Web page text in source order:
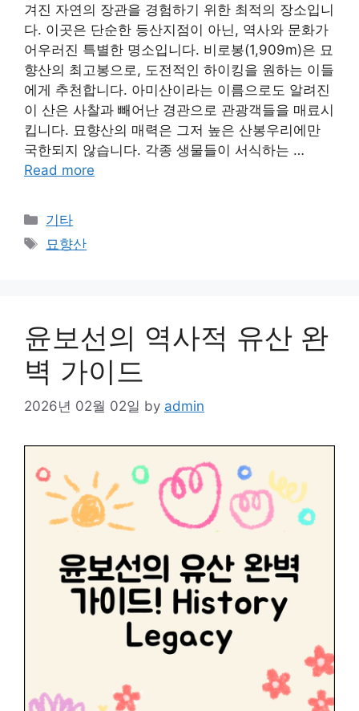
겨진 자연의 장관을 경험하기 위한 최적의 장소입니
다. 이곳은 단순한 등산지점이 아닌, 역사와 문화가
어우러진 특별한 명소입니다. 비로봉(1,909m)은 묘
향산의 최고봉으로, 도전적인 하이킹을 원하는 이들
에게 추천합니다. 아미산이라는 이름으로도 알려진
이 산은 사찰과 빼어난 경관으로 관광객들을 매료시
킵니다. 묘향산의 매력은 그저 높은 산봉우리에만
국한되지 않습니다. 각종 생물들이 서식하는 …
Read more
Categories
기타
Tags
묘향산
윤보선의 역사적 유산 완
벽 가이드
2026년 02월 02일 by admin